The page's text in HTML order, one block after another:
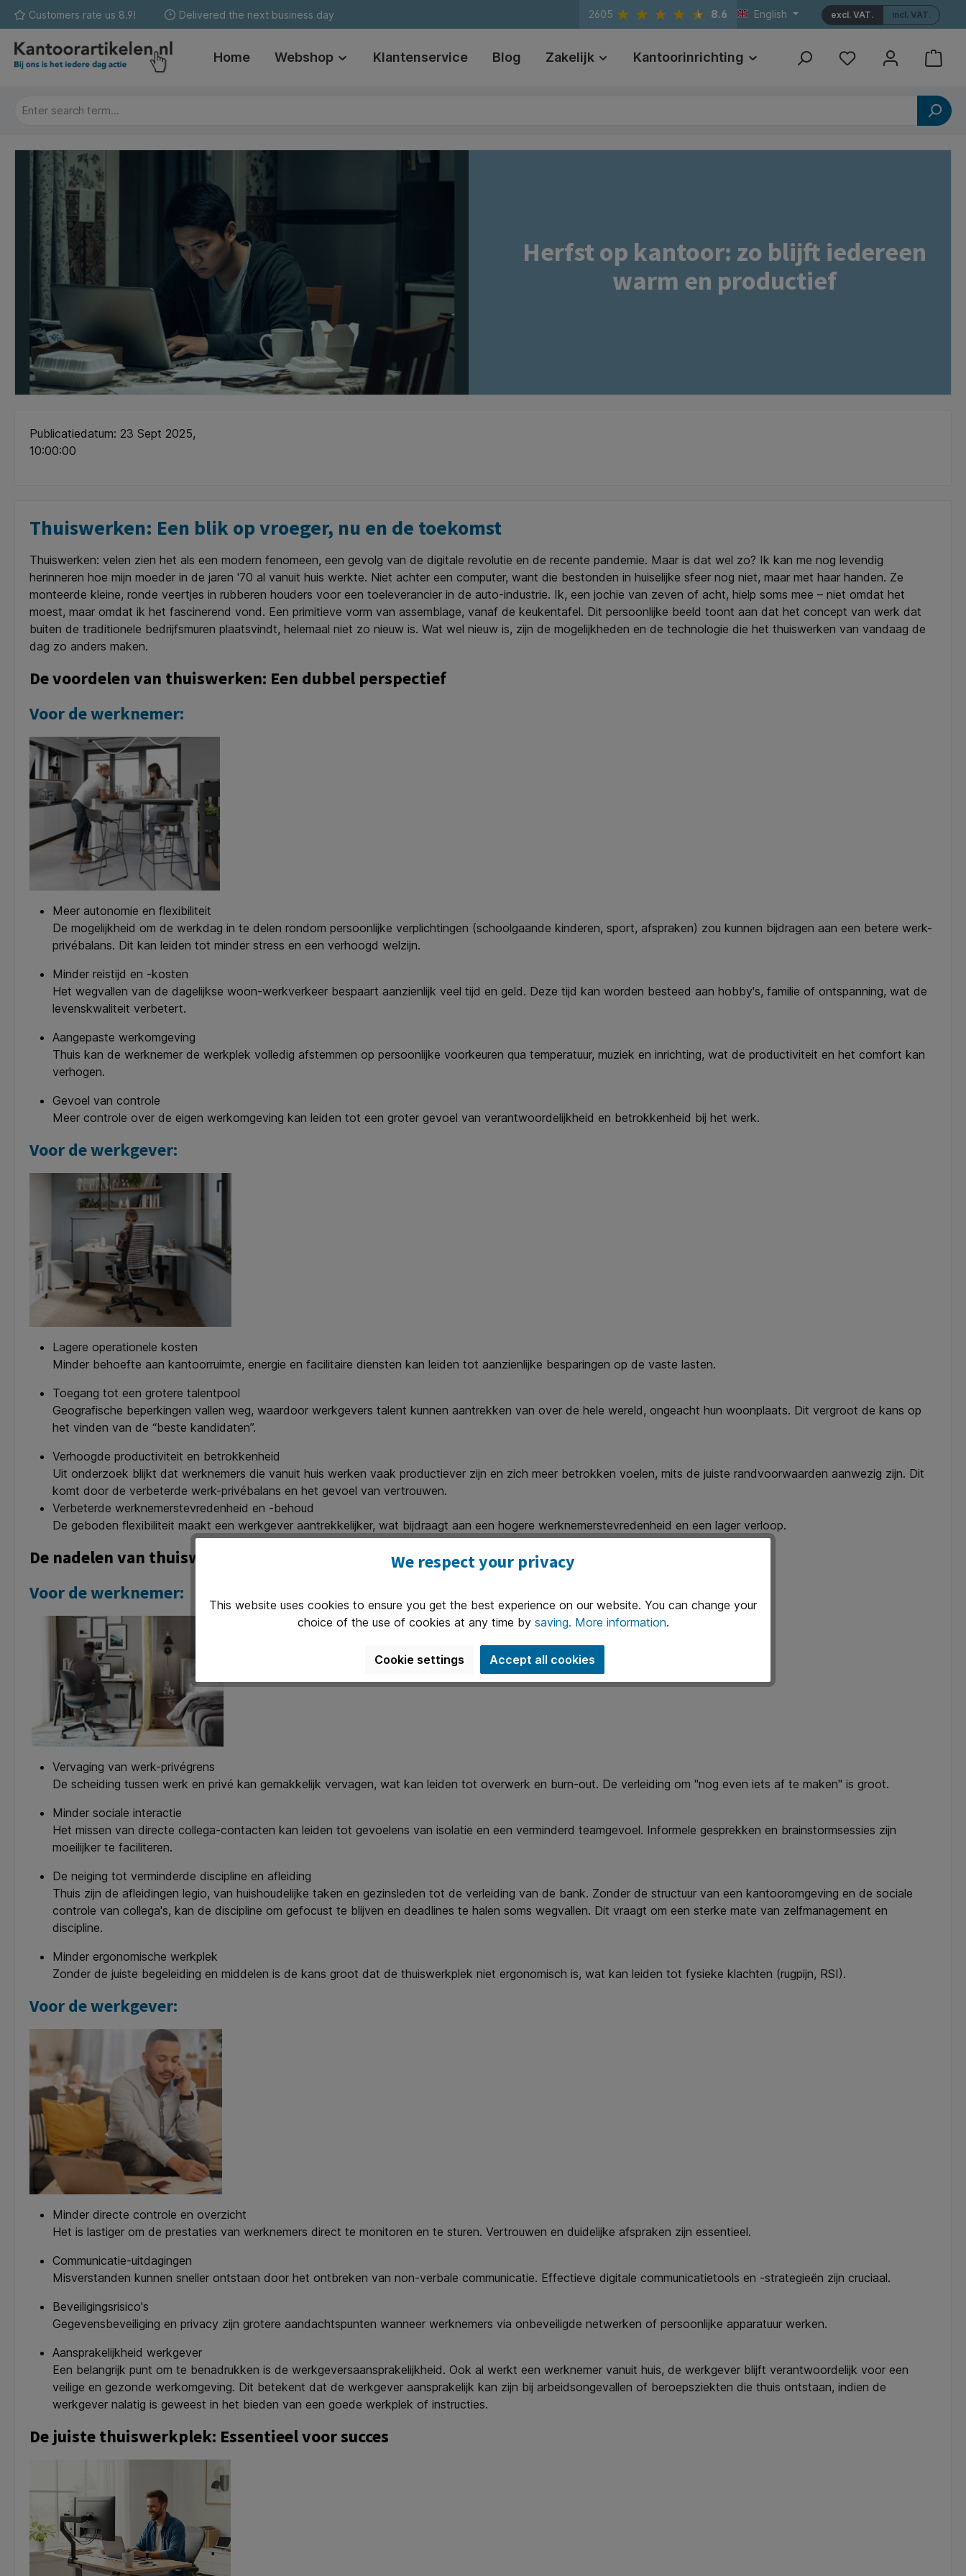
Skip to main navigation
Customers rate us 8.9! Delivered the next business day 2605 8.6 English incl. VAT.
excl. VAT.
Home Webshop Klantenservice Blog Zakelijk Kantoorinrichting Print Referenties
Herfst op kantoor: zo blijft iedereen
warm en productief
Publicatiedatum: 23 Sept 2025,
10:00:00
Thuiswerken: Een blik op vroeger, nu en de toekomst
Thuiswerken: velen zien het als een modern fenomeen, een gevolg van de digitale revolutie en de recente pandemie. Maar is dat wel zo? Ik kan me nog levendig
herinneren hoe mijn moeder in de jaren '70 al vanuit huis werkte. Niet achter een computer, want die bestonden in huiselijke sfeer nog niet, maar met haar handen. Ze
monteerde kleine, ronde veertjes in rubberen houders voor een toeleverancier in de auto-industrie. Ik, een jochie van zeven of acht, hielp soms mee – niet omdat het
moest, maar omdat ik het fascinerend vond. Een primitieve vorm van assemblage, vanaf de keukentafel. Dit persoonlijke beeld toont aan dat het concept van werk dat
buiten de traditionele bedrijfsmuren plaatsvindt, helemaal niet zo nieuw is. Wat wel nieuw is, zijn de mogelijkheden en de technologie die het thuiswerken van vandaag de
dag zo anders maken.
De voordelen van thuiswerken: Een dubbel perspectief
Voor de werknemer:
Meer autonomie en flexibiliteit
De mogelijkheid om de werkdag in te delen rondom persoonlijke verplichtingen (schoolgaande kinderen, sport, afspraken) zou kunnen bijdragen aan een betere werk-
privébalans. Dit kan leiden tot minder stress en een verhoogd welzijn.
Minder reistijd en -kosten
Het wegvallen van de dagelijkse woon-werkverkeer bespaart aanzienlijk veel tijd en geld. Deze tijd kan worden besteed aan hobby's, familie of ontspanning, wat de
levenskwaliteit verbetert.
Aangepaste werkomgeving
Thuis kan de werknemer de werkplek volledig afstemmen op persoonlijke voorkeuren qua temperatuur, muziek en inrichting, wat de productiviteit en het comfort kan
verhogen.
Gevoel van controle
Meer controle over de eigen werkomgeving kan leiden tot een groter gevoel van verantwoordelijkheid en betrokkenheid bij het werk.
Voor de werkgever:
Lagere operationele kosten
Minder behoefte aan kantoorruimte, energie en facilitaire diensten kan leiden tot aanzienlijke besparingen op de vaste lasten.
Toegang tot een grotere talentpool
Geografische beperkingen vallen weg, waardoor werkgevers talent kunnen aantrekken van over de hele wereld, ongeacht hun woonplaats. Dit vergroot de kans op
het vinden van de “beste kandidaten”.
Verhoogde productiviteit en betrokkenheid
Uit onderzoek blijkt dat werknemers die vanuit huis werken vaak productiever zijn en zich meer betrokken voelen, mits de juiste randvoorwaarden aanwezig zijn. Dit
komt door de verbeterde werk-privébalans en het gevoel van vertrouwen.
Verbeterde werknemerstevredenheid en -behoud
De geboden flexibiliteit maakt een werkgever aantrekkelijker, wat bijdraagt aan een hogere werknemerstevredenheid en een lager verloop.
De nadelen van thuiswerken: De keerzijde van de medaille
Voor de werknemer:
Vervaging van werk-privégrens
De scheiding tussen werk en privé kan gemakkelijk vervagen, wat kan leiden tot overwerk en burn-out. De verleiding om "nog even iets af te maken" is groot.
Minder sociale interactie
Het missen van directe collega-contacten kan leiden tot gevoelens van isolatie en een verminderd teamgevoel. Informele gesprekken en brainstormsessies zijn
moeilijker te faciliteren.
De neiging tot verminderde discipline en afleiding
Thuis zijn de afleidingen legio, van huishoudelijke taken en gezinsleden tot de verleiding van de bank. Zonder de structuur van een kantooromgeving en de sociale
controle van collega's, kan de discipline om gefocust te blijven en deadlines te halen soms wegvallen. Dit vraagt om een sterke mate van zelfmanagement en
discipline.
Minder ergonomische werkplek
Zonder de juiste begeleiding en middelen is de kans groot dat de thuiswerkplek niet ergonomisch is, wat kan leiden tot fysieke klachten (rugpijn, RSI).
Voor de werkgever:
Minder directe controle en overzicht
Het is lastiger om de prestaties van werknemers direct te monitoren en te sturen. Vertrouwen en duidelijke afspraken zijn essentieel.
Communicatie-uitdagingen
Misverstanden kunnen sneller ontstaan door het ontbreken van non-verbale communicatie. Effectieve digitale communicatietools en -strategieën zijn cruciaal.
Beveiligingsrisico's
Gegevensbeveiliging en privacy zijn grotere aandachtspunten wanneer werknemers via onbeveiligde netwerken of persoonlijke apparatuur werken.
Aansprakelijkheid werkgever
Een belangrijk punt om te benadrukken is de werkgeversaansprakelijkheid. Ook al werkt een werknemer vanuit huis, de werkgever blijft verantwoordelijk voor een
veilige en gezonde werkomgeving. Dit betekent dat de werkgever aansprakelijk kan zijn bij arbeidsongevallen of beroepsziekten die thuis ontstaan, indien de
werkgever nalatig is geweest in het bieden van een goede werkplek of instructies.
De juiste thuiswerkplek: Essentieel voor succes
We respect your privacy
This website uses cookies to ensure you get the best experience on our website. You can change your
choice of the use of cookies at any time by saving. More information.
Cookie settings Accept all cookies